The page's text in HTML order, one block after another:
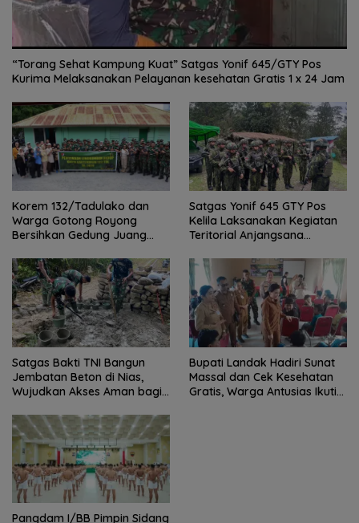
“Torang Sehat Kampung Kuat” Satgas Yonif 645/GTY Pos
Kurima Melaksanakan Pelayanan kesehatan Gratis 1 x 24 Jam
Korem 132/Tadulako dan
Warga Gotong Royong
Bersihkan Gedung Juang
Satgas Yonif 645 GTY Pos
Kelila Laksanakan Kegiatan
Teritorial Anjangsana
Lurah
Satgas Bakti TNI Bangun
Jembatan Beton di Nias,
Wujudkan Akses Aman bagi
Bupati Landak Hadiri Sunat
Massal dan Cek Kesehatan
Gratis, Warga Antusias Ikuti
Pangdam I/BB Pimpin Sidang